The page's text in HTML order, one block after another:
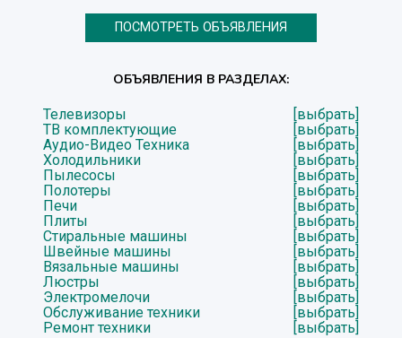
ПОСМОТРЕТЬ ОБЪЯВЛЕНИЯ
ОБЪЯВЛЕНИЯ В РАЗДЕЛАХ:
Телевизоры
[выбрать]
ТВ комплектующие
[выбрать]
Аудио-Видео Техника
[выбрать]
Холодильники
[выбрать]
Пылесосы
[выбрать]
Полотеры
[выбрать]
Печи
[выбрать]
Плиты
[выбрать]
Стиральные машины
[выбрать]
Швейные машины
[выбрать]
Вязальные машины
[выбрать]
Люстры
[выбрать]
Электромелочи
[выбрать]
Обслуживание техники
[выбрать]
Ремонт техники
[выбрать]